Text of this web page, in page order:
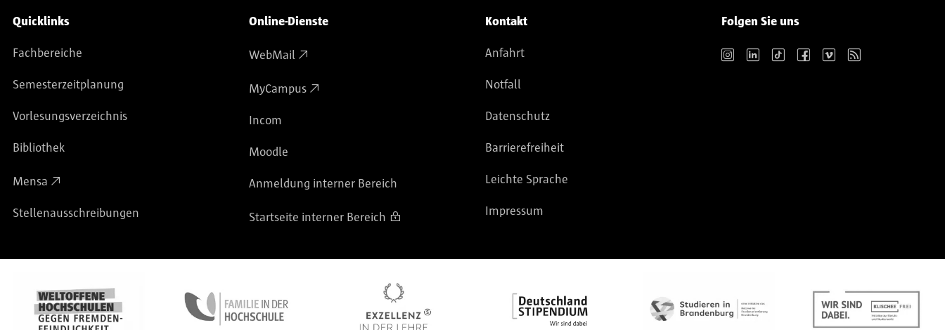
Service-Navigation
Quicklinks
Fachbereiche
Semesterzeitplanung
Vorlesungsverzeichnis
Bibliothek
Mensa
Stellenausschreibungen
Online-Dienste
WebMail
MyCampus
Incom
Moodle
Anmeldung interner Bereich
Startseite interner Bereich
Kontakt
Anfahrt
Notfall
Datenschutz
Barrierefreiheit
Leichte Sprache
Impressum
Folgen Sie uns
Instagram LinkedIn TikTok Facebook Vimeo RSS